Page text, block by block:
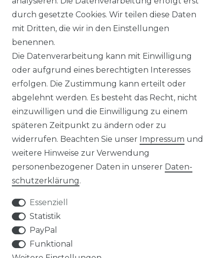
Impressum Daten­schutz­erklärung
AGB Widerrufs­recht
Kontakt
SERVICE
durch gesetzte Cookies. Wir teilen diese Daten
mit Dritten, die wir in den Einstellungen
benennen.
Die Datenverarbeitung kann mit Einwilligung
oder aufgrund eines berechtigten Interesses
erfolgen. Die Zustimmung kann erteilt oder
abgelehnt werden. Es besteht das Recht, nicht
einzuwilligen und die Einwilligung zu einem
späteren Zeitpunkt zu ändern oder zu
widerrufen. Beachten Sie unser Impressum und
weitere Hinweise zur Verwendung
personenbezogener Daten in unserer Daten­
schutz­erklärung.
Essenziell
Statistik
PayPal
Funktional